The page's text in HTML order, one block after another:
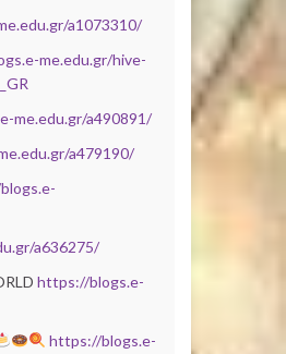
a1073310/
me.edu.gr/hive-
me.edu.gr/a490891/
a479190/
a636275/
https://blogs.e-
https://blogs.e-